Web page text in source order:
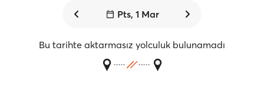
Pts, 1 Mar
Bu tarihte aktarmasız yolculuk bulunamadı